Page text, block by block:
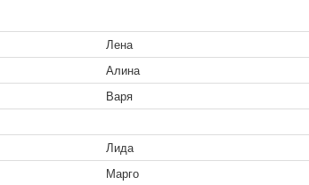
Лена
Алина
Варя
Лида
Марго